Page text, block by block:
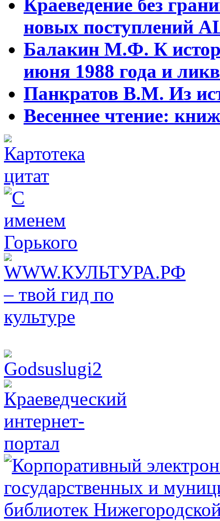
Краеведение без
новых поступлений
Балакин М.Ф. К
июня 1988 года и
Панкратов В.М. Из
Весеннее чтение: